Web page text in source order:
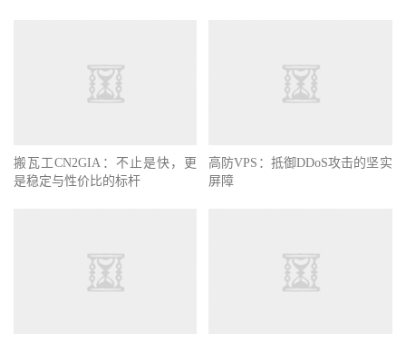
搬瓦工CN2GIA：不止是快，更
是稳定与性价比的标杆
高防VPS：抵御DDoS攻击的坚实
屏障